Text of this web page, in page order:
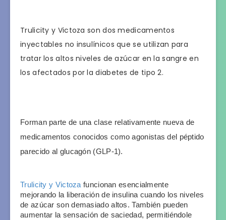
Trulicity y Victoza son dos medicamentos
inyectables no insulínicos que se utilizan para
tratar los altos niveles de azúcar en la sangre en
los afectados por la diabetes de tipo 2.
Forman parte de una clase relativamente nueva de
medicamentos conocidos como agonistas del péptido
parecido al glucagón (GLP-1).
Trulicity y Victoza funcionan esencialmente
mejorando la liberación de insulina cuando los niveles
de azúcar son demasiado altos. También pueden
aumentar la sensación de saciedad, permitiéndole